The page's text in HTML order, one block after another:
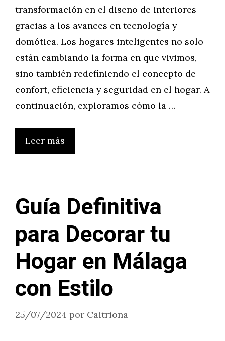
transformación en el diseño de interiores
gracias a los avances en tecnología y
domótica. Los hogares inteligentes no solo
están cambiando la forma en que vivimos,
sino también redefiniendo el concepto de
confort, eficiencia y seguridad en el hogar. A
continuación, exploramos cómo la …
Leer más
Guía Definitiva
para Decorar tu
Hogar en Málaga
con Estilo
25/07/2024 por Caitriona